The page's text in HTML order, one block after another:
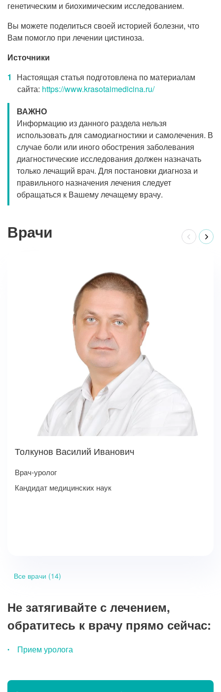
генетическим и биохимическим исследованием.
Вы можете поделиться своей историей болезни, что
Вам помогло при лечении цистиноза.
Источники
Настоящая статья подготовлена по материалам
сайта: https://www.krasotaimedicina.ru/
ВАЖНО
Информацию из данного раздела нельзя
использовать для самодиагностики и самолечения. В
случае боли или иного обострения заболевания
диагностические исследования должен назначать
только лечащий врач. Для постановки диагноза и
правильного назначения лечения следует
обращаться к Вашему лечащему врачу.
Врачи
Толкунов Василий Иванович
Врач-уролог
Кандидат медицинских наук
Все врачи (14)
Не затягивайте с лечением,
обратитесь к врачу прямо сейчас:
Прием уролога